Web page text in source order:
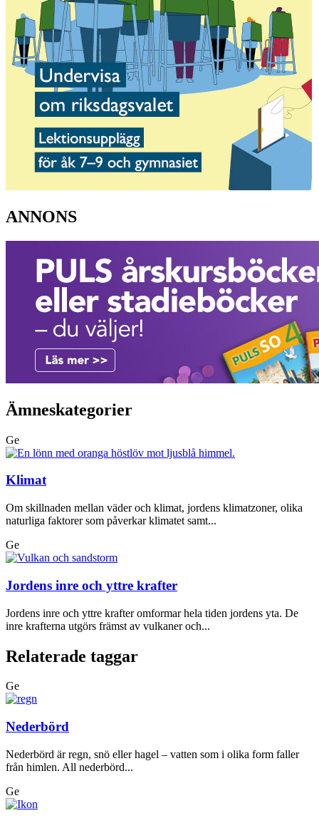
ANNONS
Ämneskategorier
Ge
Klimat
Om skillnaden mellan väder och klimat, jordens klimatzoner, olika
naturliga faktorer som påverkar klimatet samt...
Ge
Jordens inre och yttre krafter
Jordens inre och yttre krafter omformar hela tiden jordens yta. De
inre krafterna utgörs främst av vulkaner och...
Relaterade taggar
Ge
Nederbörd
Nederbörd är regn, snö eller hagel – vatten som i olika form faller
från himlen. All nederbörd...
Ge